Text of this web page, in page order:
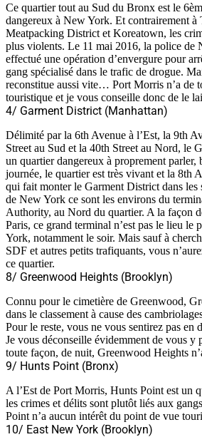
Ce quartier tout au Sud du Bronx est le
dangereux à New York. Et contrairement à
Meatpacking District et Koreatown, les
plus violents. Le 11 mai 2016, la police de
effectué une opération d’envergure pour
gang spécialisé dans le trafic de drogue.
reconstitue aussi vite… Port Morris n’a de
touristique et je vous conseille donc de le
4/ Garment District (Manhattan)
Délimité par la 6th Avenue à l’Est, la 9th
Street au Sud et la 40th Street au Nord, le
un quartier dangereux à proprement parler,
journée, le quartier est très vivant et la 8th
qui fait monter le Garment District dans les
de New York ce sont les environs du
Authority, au Nord du quartier. A la façon
Paris, ce grand terminal n’est pas le lieu le
York, notamment le soir. Mais sauf à
SDF et autres petits trafiquants, vous
ce quartier.
8/ Greenwood Heights (Brooklyn)
Connu pour le cimetière de Greenwood,
dans le classement à cause des
Pour le reste, vous ne vous sentirez pas en
Je vous déconseille évidemment de vous y
toute façon, de nuit, Greenwood Heights
9/ Hunts Point (Bronx)
A l’Est de Port Morris, Hunts Point est un
les crimes et délits sont plutôt liés aux
Point n’a aucun intérêt du point de vue
10/ East New York (Brooklyn)